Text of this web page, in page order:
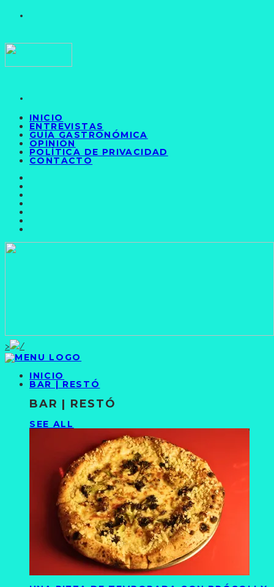
INICIO
ENTREVISTAS
GUÍA GASTRONÓMICA
OPINIÓN
POLÍTICA DE PRIVACIDAD
CONTACTO
>
INICIO
BAR | RESTÓ
BAR | RESTÓ
SEE ALL